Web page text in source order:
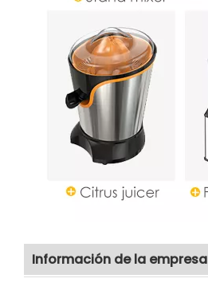
Información de la empresa